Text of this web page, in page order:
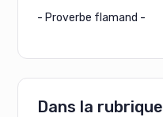
- Proverbe flamand -
Dans la rubrique